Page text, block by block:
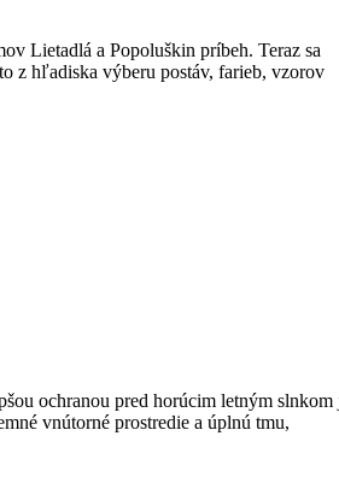
Lietadlá a Popoluškin príbeh. Teraz sa
z hľadiska výberu postáv, farieb, vzorov
ochranou pred horúcim letným slnkom
vnútorné prostredie a úplnú tmu,